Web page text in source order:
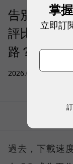
告別「極
評比揭密：
路？
2026.08.03|3C生活
過去，下載速
掌
立即訂